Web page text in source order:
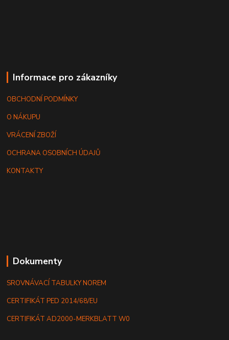
Informace pro zákazníky
OBCHODNÍ PODMÍNKY
O NÁKUPU
VRÁCENÍ ZBOŽÍ
OCHRANA OSOBNÍCH ÚDAJŮ
KONTAKTY
Dokumenty
SROVNÁVACÍ TABULKY NOREM
CERTIFIKÁT PED 2014/68/EU
CERTIFIKÁT AD2000-MERKBLATT W0